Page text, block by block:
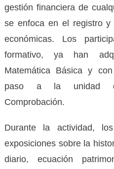
gestión financiera de
se enfoca en el registro y
económicas. Los
formativo, ya han
Matemática Básica y
paso a la unidad
Comprobación.
Durante la actividad,
exposiciones sobre la
diario, ecuación